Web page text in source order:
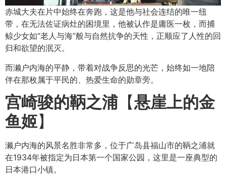
赤城大夫在片中始终在奔跑，这是他与社会连结的唯一纽
带，在无法佐证病灶的困境里，他被认作是庸医一枚，而捕
鲸少女如“老人与海”般与自然抗争的天性，正顺应了人性的回
归和欲望的泯灭。
而濑户内海的平静，带着对战争反思的光芒，始终如一地陪
伴在那枚属于平民的、热爱生命的勋章旁。
宫崎骏的鞆之浦 【悬崖上的金
鱼姬】
濑户内海的风景名胜非常多，位于广岛县福山市的鞆之浦就
在1934年被指定为日本第一个国家公园，这里是一座典型的
日本港口小镇。